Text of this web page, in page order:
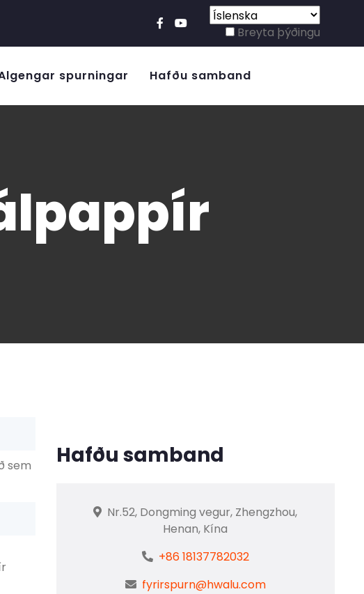
Breyta þýðingu
spurningar Hafðu samband
sem
Hafðu samband
Nr.52, Dongming vegur, Zhengzhou,
Henan, Kína
+86 18137782032
fyrirspurn@hwalu.com